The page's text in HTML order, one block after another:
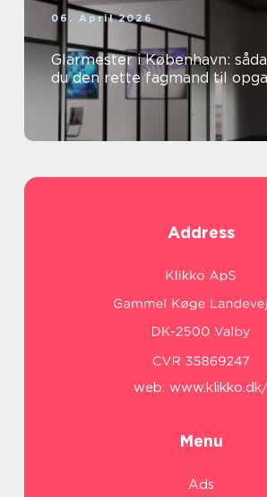
06. April 2026
Glarmester i København:
du den rette fagmand til
Address
web:
Menu
Ads